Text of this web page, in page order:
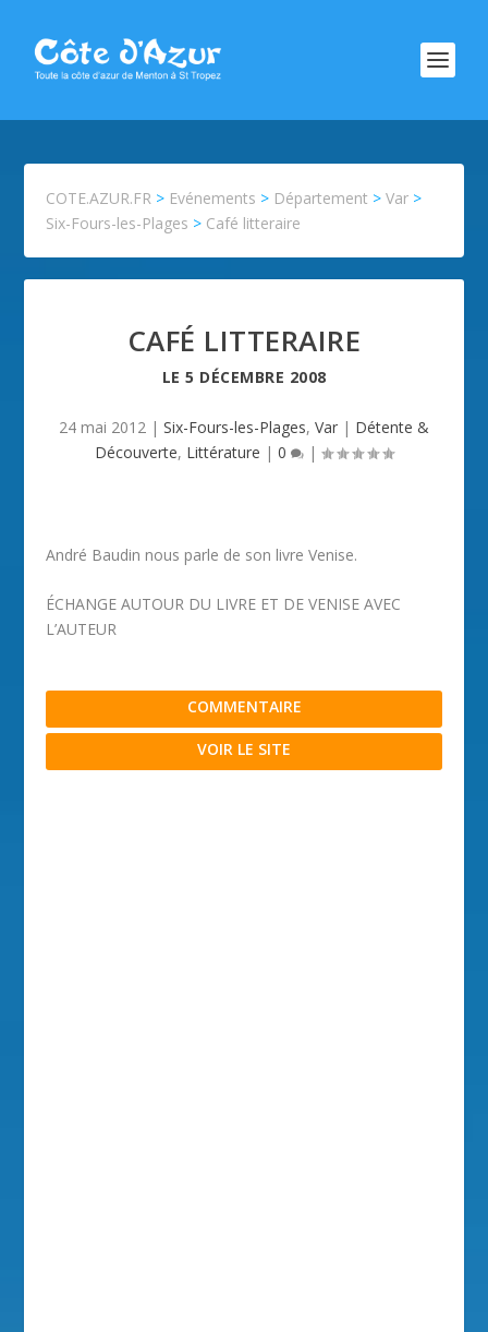
COTE.AZUR.FR > Evénements > Département >Var >
Six-Fours-les-Plages > Café litteraire
CAFÉ LITTERAIRE
LE 5 DÉCEMBRE 2008
24 mai 2012 | Six-Fours-les-Plages, Var | Détente &
Découverte, Littérature | 0 |
André Baudin nous parle de son livre Venise.
ÉCHANGE AUTOUR DU LIVRE ET DE VENISE AVEC
L’AUTEUR
COMMENTAIRE
VOIR LE SITE